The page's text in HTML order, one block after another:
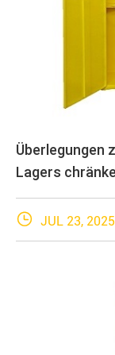
Überlegungen
Lagers chränke
 JUL 23, 2025